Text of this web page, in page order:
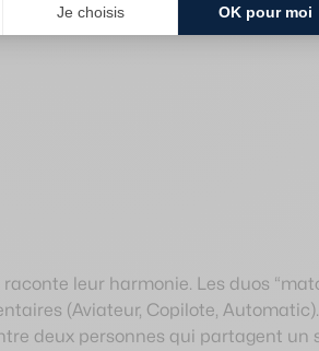
leur harmonie. Les duos
(Aviateur, Copilote,
deux personnes qui partagent